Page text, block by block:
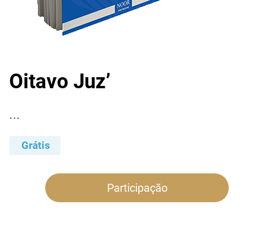
Oitavo Juz’
...
Grátis
Participação